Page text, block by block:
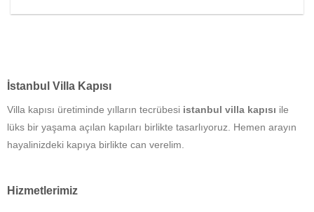
İstanbul Villa Kapısı
Villa kapısı üretiminde yılların tecrübesi istanbul villa kapısı ile
lüks bir yaşama açılan kapıları birlikte tasarlıyoruz. Hemen arayın
hayalinizdeki kapıya birlikte can verelim.
Hizmetlerimiz